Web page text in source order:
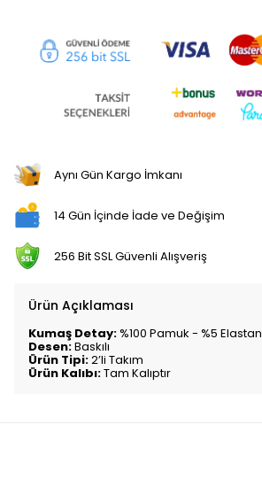
Aynı Gün Kargo İmkanı
14 Gün İçinde İade ve Değişim
256 Bit SSL Güvenli Alışveriş
Ürün Açıklaması
Kumaş Detay:%100 Pamuk - %5 Elastan
Desen:Baskılı
Ürün Tipi:2’li Takım
Ürün Kalıbı:Tam Kalıptır